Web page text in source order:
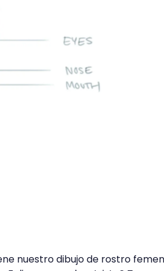
nuestro dibujo de rostro